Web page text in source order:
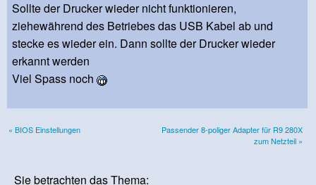
Sollte der Drucker wieder nicht funktionieren,
ziehewährend des Betriebes das USB Kabel ab und
stecke es wieder ein. Dann sollte der Drucker wieder
erkannt werden
Viel Spass noch
« BIOS Einstellungen
Passender 8-poliger Adapter für R9 280X
zum Netzteil »
Sie betrachten das Thema: